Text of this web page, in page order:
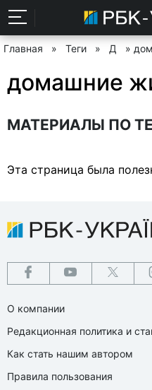
Главная » Теги » Д »
домашние
МАТЕРИАЛЫ ПО
Эта страница была
О компании
Редакционная политика и
Как стать нашим автором
Правила пользования